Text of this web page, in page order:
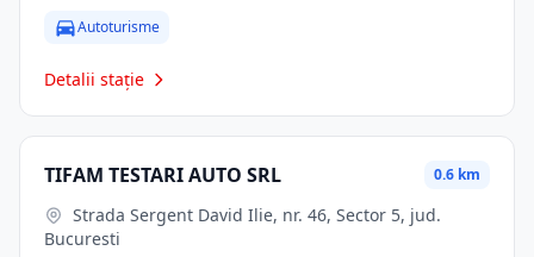
Autoturisme
Detalii stație
TIFAM TESTARI AUTO SRL 0.6 km
Bucuresti